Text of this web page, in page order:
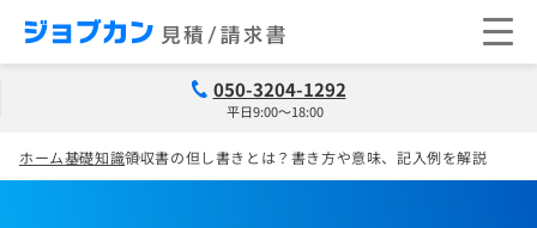
050-3204-1292
平日9:00～18:00
ホーム基礎知識領収書の但し書きとは？書き方や意味、記入例を解説